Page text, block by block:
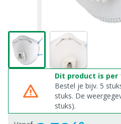
Dit product is per
Bestel je bijv. 5
stuks. De
stuks).